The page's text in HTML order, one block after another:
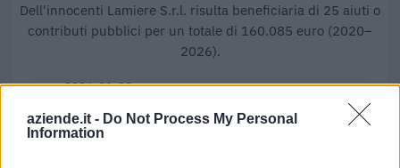
aziende.it - Do Not Process My Personal
Information
Dell'innocenti Lamiere S.r.l. risulta beneficiaria di 25 aiuti o
contributi pubblici per un totale di 160.085 euro (2020–
2026).
2026-01-30
Esonero dal versamento dei contributi previdenziali
per l'assunzione di giovani lavoratori ( art. 1 comma 10-15
L. 178/